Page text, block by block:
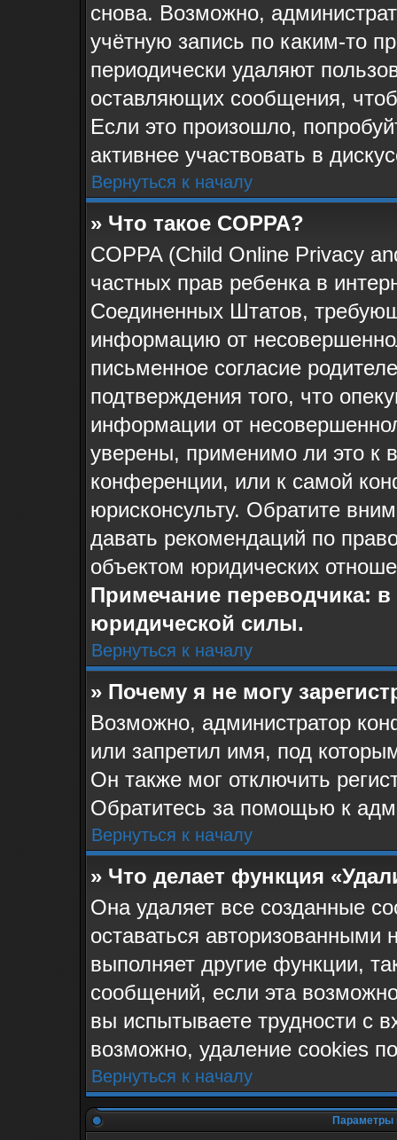
снова. Возможно,
учётную запись по каким-то
периодически удаляют
оставляющих сообщения,
Если это произошло,
активнее участвовать в
Вернуться к началу
» Что такое COPPA?
COPPA (Child Online Privacy
частных прав ребенка в
Соединенных Штатов,
информацию от
письменное согласие
подтверждения того, что
информации от
уверены, применимо ли это к
конференции, или к самой
юрисконсульту. Обратите
давать рекомендаций по
объектом юридических
Примечание переводчика:
юридической силы.
Вернуться к началу
» Почему я не могу
Возможно, администратор
или запретил имя, под
Он также мог отключить
Обратитесь за помощью к
Вернуться к началу
» Что делает функция
Она удаляет все созданные
оставаться авторизованными
выполняет другие функции,
сообщений, если эта
вы испытываете трудности с
возможно, удаление cookies
Вернуться к началу
Параметры